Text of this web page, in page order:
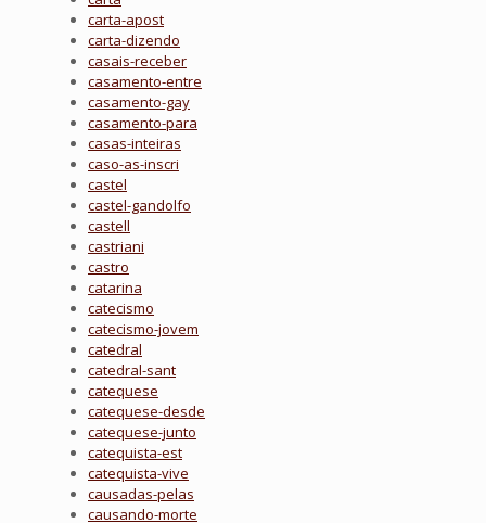
carta-apost
carta-dizendo
casais-receber
casamento-entre
casamento-gay
casamento-para
casas-inteiras
caso-as-inscri
castel
castel-gandolfo
castell
castriani
castro
catarina
catecismo
catecismo-jovem
catedral
catedral-sant
catequese
catequese-desde
catequese-junto
catequista-est
catequista-vive
causadas-pelas
causando-morte